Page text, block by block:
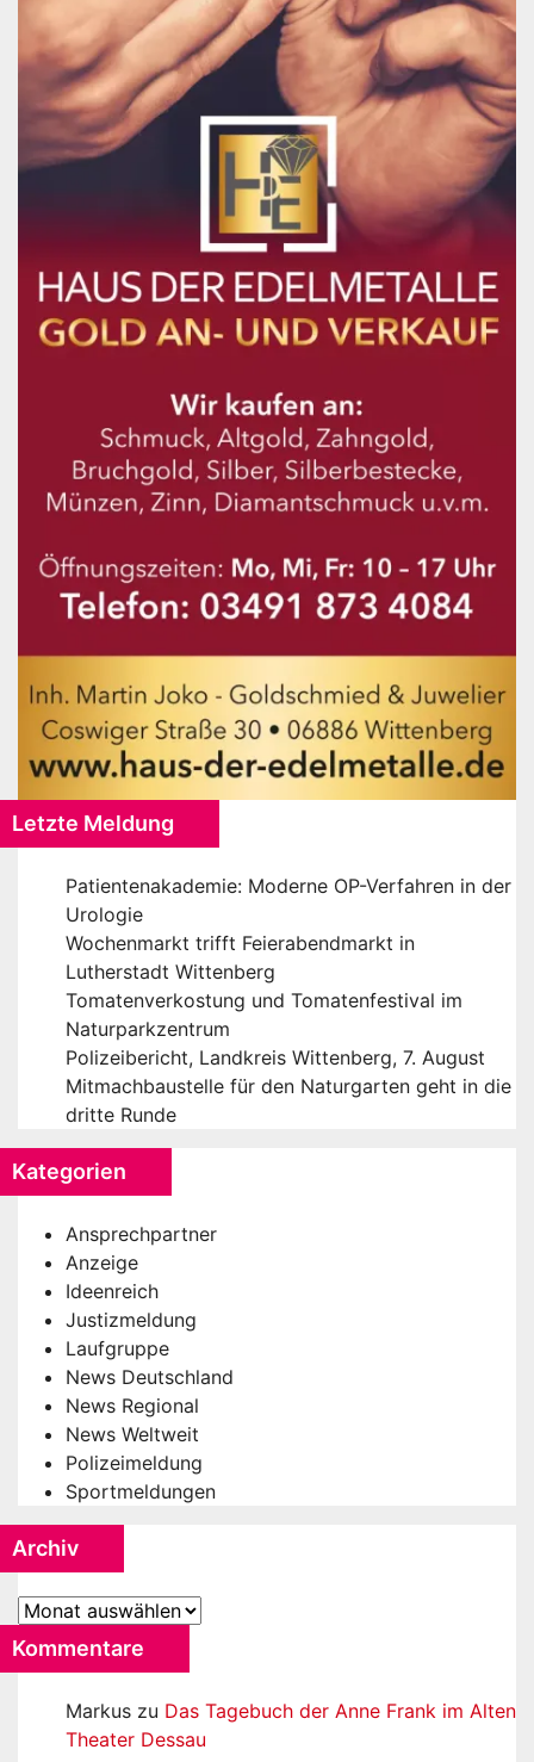
Letzte Meldung
Patientenakademie: Moderne OP-Verfahren in der
Urologie
Wochenmarkt trifft Feierabendmarkt in
Lutherstadt Wittenberg
Tomatenverkostung und Tomatenfestival im
Naturparkzentrum
Polizeibericht, Landkreis Wittenberg, 7. August
Mitmachbaustelle für den Naturgarten geht in die
dritte Runde
Kategorien
Ansprechpartner
Anzeige
Ideenreich
Justizmeldung
Laufgruppe
News Deutschland
News Regional
News Weltweit
Polizeimeldung
Sportmeldungen
Archiv
Archiv
Kommentare
Markus zu Das Tagebuch der Anne Frank im Alten
Theater Dessau